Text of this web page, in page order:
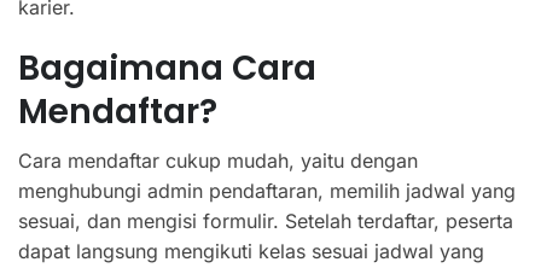
karier.
Bagaimana Cara
Mendaftar?
Cara mendaftar cukup mudah, yaitu dengan
menghubungi admin pendaftaran, memilih jadwal yang
sesuai, dan mengisi formulir. Setelah terdaftar, peserta
dapat langsung mengikuti kelas sesuai jadwal yang